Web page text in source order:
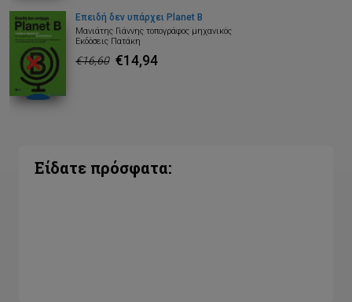
Επειδή δεν υπάρχει Planet B
Μανιάτης Γιάννης τοπογράφος μηχανικός
Εκδόσεις Πατάκη
€16,60 €14,94
Είδατε πρόσφατα: